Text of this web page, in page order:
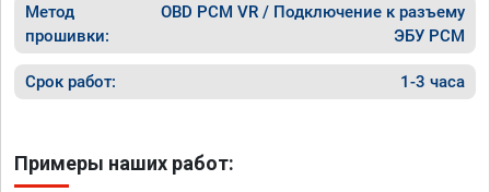
Метод
прошивки:
OBD PCM VR / Подключение к разъему
ЭБУ PCM
Срок работ: 1-3 часа
Примеры наших работ: